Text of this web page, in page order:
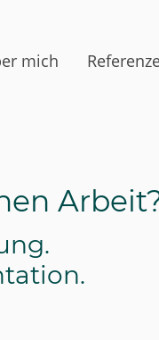
mich